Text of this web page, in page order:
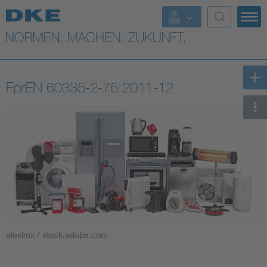
Top-Themen
VDE Fokusthemen
Digital Security
Health
Industry
Living
FprEN 60335-2-75:2011-12
alexlmx / stock.adobe.com